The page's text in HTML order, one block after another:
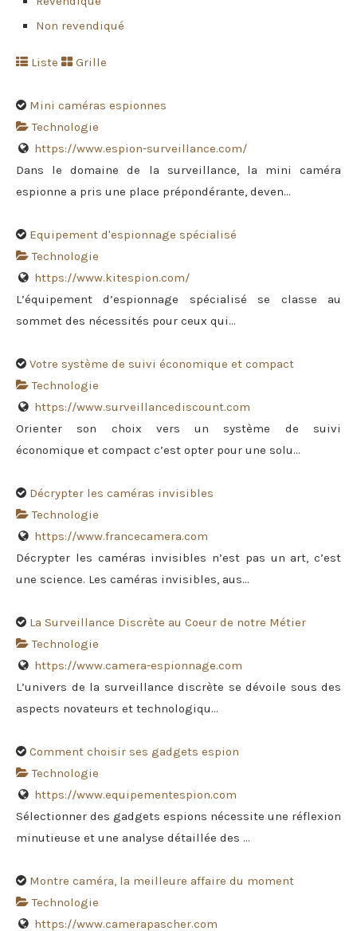
Non revendiqué
Liste Grille
Mini caméras espionnes
Technologie
https://www.espion-surveillance.com/
Dans le domaine de la surveillance, la mini caméra
espionne a pris une place prépondérante, deven...
Equipement d'espionnage spécialisé
Technologie
https://www.kitespion.com/
L’équipement d’espionnage spécialisé se classe au
sommet des nécessités pour ceux qui...
Votre système de suivi économique et compact
Technologie
https://www.surveillancediscount.com
Orienter son choix vers un système de suivi
économique et compact c’est opter pour une solu...
Décrypter les caméras invisibles
Technologie
https://www.francecamera.com
Décrypter les caméras invisibles n’est pas un art, c’est
une science. Les caméras invisibles, aus...
La Surveillance Discrète au Coeur de notre Métier
Technologie
https://www.camera-espionnage.com
L’univers de la surveillance discrète se dévoile sous des
aspects novateurs et technologiqu...
Comment choisir ses gadgets espion
Technologie
https://www.equipementespion.com
Sélectionner des gadgets espions nécessite une réflexion
minutieuse et une analyse détaillée des ...
Montre caméra, la meilleure affaire du moment
Technologie
https://www.camerapascher.com